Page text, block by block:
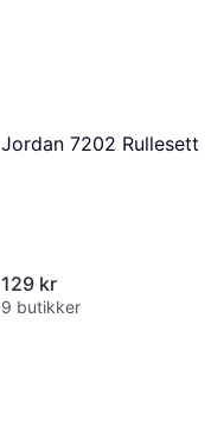
Jordan 7202 Rullesett
129 kr
9 butikker